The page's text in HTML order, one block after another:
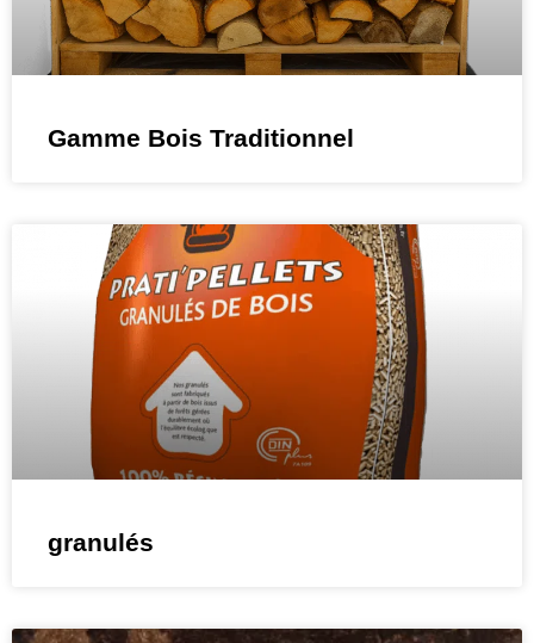
Gamme Bois Traditionnel
granulés